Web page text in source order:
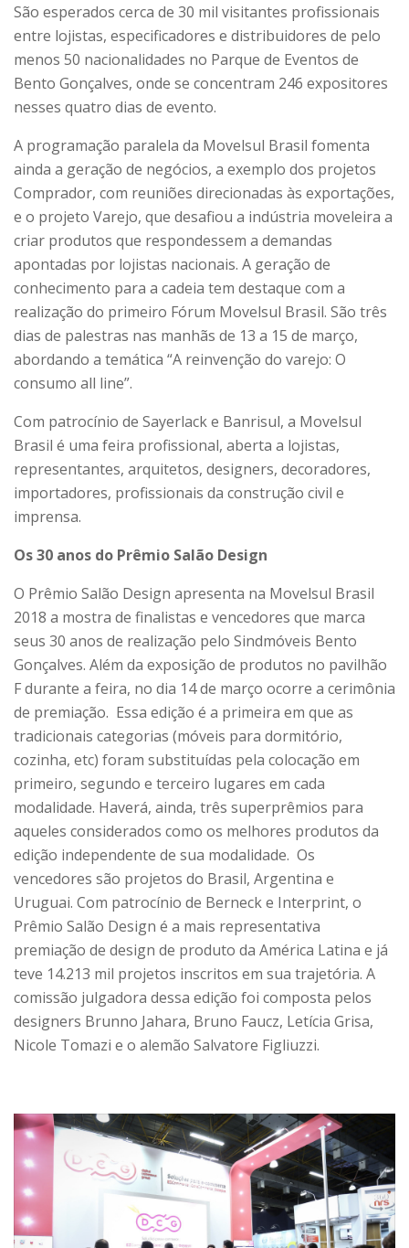
São esperados cerca de 30 mil visitantes profissionais
entre lojistas, especificadores e distribuidores de pelo
menos 50 nacionalidades no Parque de Eventos de
Bento Gonçalves, onde se concentram 246 expositores
nesses quatro dias de evento.
A programação paralela da Movelsul Brasil fomenta
ainda a geração de negócios, a exemplo dos projetos
Comprador, com reuniões direcionadas às exportações,
e o projeto Varejo, que desafiou a indústria moveleira a
criar produtos que respondessem a demandas
apontadas por lojistas nacionais. A geração de
conhecimento para a cadeia tem destaque com a
realização do primeiro Fórum Movelsul Brasil. São três
dias de palestras nas manhãs de 13 a 15 de março,
abordando a temática “A reinvenção do varejo: O
consumo all line”.
Com patrocínio de Sayerlack e Banrisul, a Movelsul
Brasil é uma feira profissional, aberta a lojistas,
representantes, arquitetos, designers, decoradores,
importadores, profissionais da construção civil e
imprensa.
Os 30 anos do Prêmio Salão Design
O Prêmio Salão Design apresenta na Movelsul Brasil
2018 a mostra de finalistas e vencedores que marca
seus 30 anos de realização pelo Sindmóveis Bento
Gonçalves. Além da exposição de produtos no pavilhão
F durante a feira, no dia 14 de março ocorre a cerimônia
de premiação. Essa edição é a primeira em que as
tradicionais categorias (móveis para dormitório,
cozinha, etc) foram substituídas pela colocação em
primeiro, segundo e terceiro lugares em cada
modalidade. Haverá, ainda, três superprêmios para
aqueles considerados como os melhores produtos da
edição independente de sua modalidade. Os
vencedores são projetos do Brasil, Argentina e
Uruguai. Com patrocínio de Berneck e Interprint, o
Prêmio Salão Design é a mais representativa
premiação de design de produto da América Latina e já
teve 14.213 mil projetos inscritos em sua trajetória. A
comissão julgadora dessa edição foi composta pelos
designers Brunno Jahara, Bruno Faucz, Letícia Grisa,
Nicole Tomazi e o alemão Salvatore Figliuzzi.